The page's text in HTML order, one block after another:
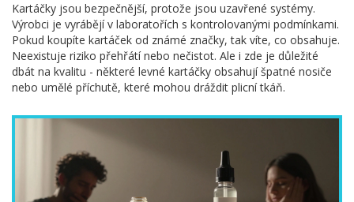
Kartáčky jsou bezpečnější, protože jsou uzavřené systémy.
Výrobci je vyrábějí v laboratořích s kontrolovanými podmínkami.
Pokud koupíte kartáček od známé značky, tak víte, co obsahuje.
Neexistuje riziko přehřátí nebo nečistot. Ale i zde je důležité
dbát na kvalitu - některé levné kartáčky obsahují špatné nosiče
nebo umělé příchutě, které mohou dráždit plicní tkáň.